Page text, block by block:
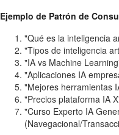
Ejemplo de Patrón de
"Qué es la inteligencia
"Tipos de inteligencia
"IA vs Machine
"Aplicaciones IA
"Mejores herramientas
"Precios plataforma IA
"Curso Experto IA
(Navegacional/